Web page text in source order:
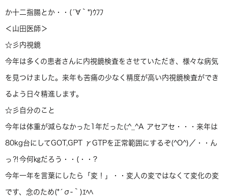
か十二指腸とか・・(´∀｀*)ｳﾌﾌ
＜山田医師＞
☆彡内視鏡
今年は多くの患者さんに内視鏡検査をさせていただき、様々な病気
を見つけました。来年も苦痛の少なく精度が高い内視鏡検査ができ
るよう日々精進します。
☆彡自分のこと
今年は体重が減らなかった1年だった(;^_^A アセアセ・・・来年は
80kg台にしてGOT,GPT γGTPを正常範囲にするぞ(^O^)／・・ん
っ⁈今何㎏だろう・・(・・?
今年一年を言葉にしたら「変！」・・変人の変ではなくて変化の変
です、念のため(*´σ-｀)ｴﾍﾍ